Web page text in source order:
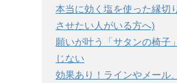
本当に効く塩を使った縁切
させたい人がいる方へ)
願いが叶う「サタンの椅子
じない
効果あり！ラインやメール